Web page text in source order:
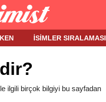
İSIMLER SIRALAMASI
ilgili birçok bilgiyi bu sayfadan